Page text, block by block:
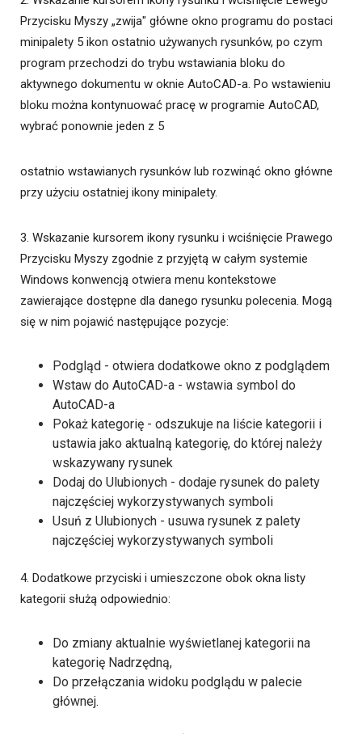
Przycisku Myszy „zwija" główne okno programu do postaci
minipalety 5 ikon ostatnio używanych rysunków, po czym
program przechodzi do trybu wstawiania bloku do
aktywnego dokumentu w oknie AutoCAD-a. Po wstawieniu
bloku można kontynuować pracę w programie AutoCAD,
wybrać ponownie jeden z 5
ostatnio wstawianych rysunków lub rozwinąć okno główne
przy użyciu ostatniej ikony minipalety.
3. Wskazanie kursorem ikony rysunku i wciśnięcie Prawego
Przycisku Myszy zgodnie z przyjętą w całym systemie
Windows konwencją otwiera menu kontekstowe
zawierające dostępne dla danego rysunku polecenia. Mogą
się w nim pojawić następujące pozycje:
Podgląd - otwiera dodatkowe okno z podglądem
Wstaw do AutoCAD-a - wstawia symbol do
AutoCAD-a
Pokaż kategorię - odszukuje na liście kategorii i
ustawia jako aktualną kategorię, do której należy
wskazywany rysunek
Dodaj do Ulubionych - dodaje rysunek do palety
najczęściej wykorzystywanych symboli
Usuń z Ulubionych - usuwa rysunek z palety
najczęściej wykorzystywanych symboli
4. Dodatkowe przyciski i umieszczone obok okna listy
kategorii służą odpowiednio:
Do zmiany aktualnie wyświetlanej kategorii na
kategorię Nadrzędną,
Do przełączania widoku podglądu w palecie
głównej.